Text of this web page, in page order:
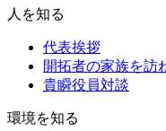
人を知る
代表挨拶
開拓者の家族を訪
貴瞬役員対談
環境を知る